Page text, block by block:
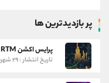
پر بازدیدترین ها
پرایس اکشن RTM چیست؟
تاریخ انتشار : ۲۹ شهریور ۱۴۰۰